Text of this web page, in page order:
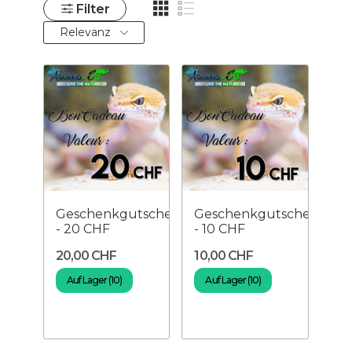
Filter
Relevanz
Geschenkgutschein
- 20 CHF
20,00 CHF
Auf Lager (10)
Geschenkgutschein
- 10 CHF
10,00 CHF
Auf Lager (10)